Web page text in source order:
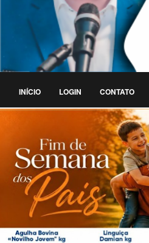
INÍCIO LOGIN CONTATO